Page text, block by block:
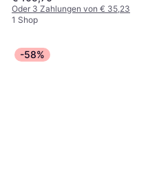
Oder 3 Zahlungen von € 35,23
1 Shop
-58%